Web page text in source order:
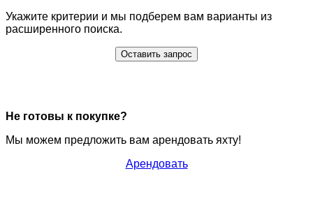
Укажите критерии и мы подберем вам варианты из
расширенного поиска.
Оставить запрос
Не готовы к покупке?
Мы можем предложить вам арендовать яхту!
Арендовать